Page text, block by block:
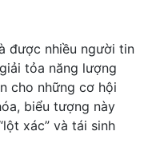
được nhiều người tin
tỏa năng lượng
cho những cơ hội
biểu tượng này
xác” và tái sinh